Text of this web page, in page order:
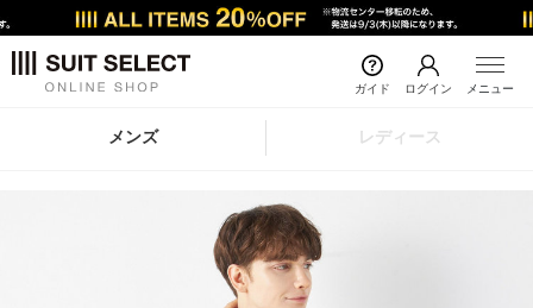
ガイド ログイン メニュー
メンズ レディース